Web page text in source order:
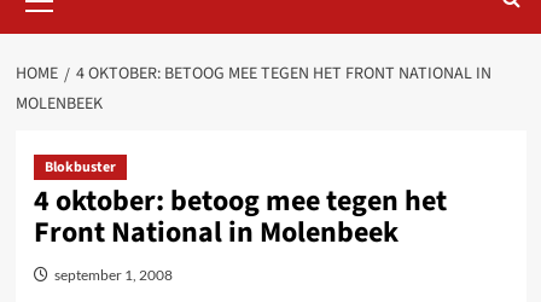
Menu
HOME
4 OKTOBER: BETOOG MEE TEGEN HET FRONT NATIONAL IN
MOLENBEEK
Blokbuster
4 oktober: betoog mee tegen het
Front National in Molenbeek
september 1, 2008